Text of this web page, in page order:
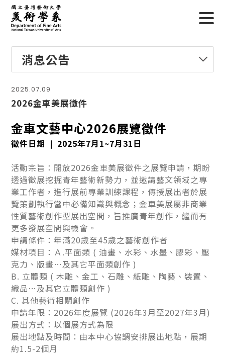
消息公告
2025.07.09
2026金車美展徵件
金車文藝中心2026展覽徵件
徵件日期 ❘ 2025年7月1~7月31日
活動宗旨：開放2026金車美展徵件之展覽申請，期盼
透過徵展挖掘青年藝術新勢力，並邀請藝文領域之專
業工作者，進行展前專業訓練課程，傳授展出者於展
覽策劃執行當中必備知識與概念；金車美展屬非商業
性質藝術創作型展出空間，旨推廣青年創作，繼而有
更多發展空間與機會。
申請條件：年滿20歲至45歲之藝術創作者
媒材項目：Ａ.平面類 ( 油畫、水彩、水墨、膠彩、壓
克力、版畫…及其它平面類創作 )
B. 立體類 ( 木雕、金工、石雕、紙雕、陶藝、裝置、
織品…及其它立體類創作 )
C. 其他藝術相關創作
申請年限：2026年度展覽 (2026年3月至2027年3月)
展出方式：以個展方式為限
展出地點及時間：由本中心協調安排展出地點，展期
約1.5-2個月